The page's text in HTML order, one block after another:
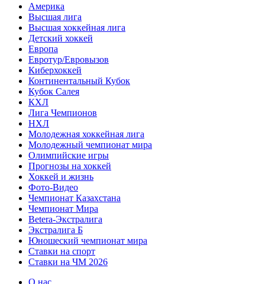
Америка
Высшая лига
Высшая хоккейная лига
Детский хоккей
Европа
Евротур/Евровызов
Киберхоккей
Континентальный Кубок
Кубок Салея
КХЛ
Лига Чемпионов
НХЛ
Молодежная хоккейная лига
Молодежный чемпионат мира
Олимпийские игры
Прогнозы на хоккей
Хоккей и жизнь
Фото-Видео
Чемпионат Казахстана
Чемпионат Мира
Betera-Экстралига
Экстралига Б
Юношеский чемпионат мира
Ставки на спорт
Ставки на ЧМ 2026
О нас